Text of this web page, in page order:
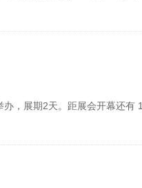
，展期2天。距展会开幕还有 1